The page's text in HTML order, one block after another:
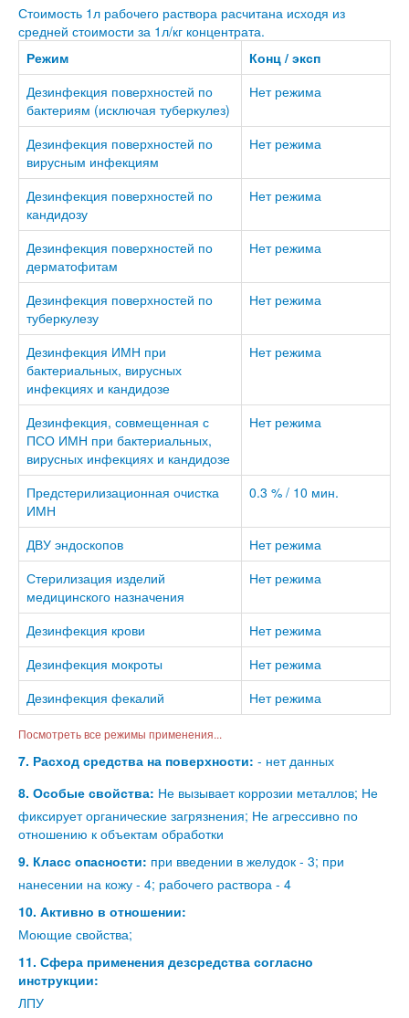
Стоимость 1л рабочего раствора расчитана исходя из
средней стоимости за 1л/кг концентрата.
Режим
Конц / эксп
Дезинфекция поверхностей по
бактериям (исключая туберкулез)
Нет режима
Дезинфекция поверхностей по
вирусным инфекциям
Нет режима
Дезинфекция поверхностей по
кандидозу
Нет режима
Дезинфекция поверхностей по
дерматофитам
Нет режима
Дезинфекция поверхностей по
туберкулезу
Нет режима
Дезинфекция ИМН при
бактериальных, вирусных
инфекциях и кандидозе
Нет режима
Дезинфекция, совмещенная с
ПСО ИМН при бактериальных,
вирусных инфекциях и кандидозе
Нет режима
Предстерилизационная очистка
ИМН
0.3 % / 10 мин.
ДВУ эндоскопов
Нет режима
Стерилизация изделий
медицинского назначения
Нет режима
Дезинфекция крови
Нет режима
Дезинфекция мокроты
Нет режима
Дезинфекция фекалий
Нет режима
Посмотреть все режимы применения...
7. Расход средства на поверхности: - нет данных
8. Особые свойства: Не вызывает коррозии металлов; Не
фиксирует органические загрязнения; Не агрессивно по
отношению к объектам обработки
9. Класс опасности: при введении в желудок - 3; при
нанесении на кожу - 4; рабочего раствора - 4
10. Активно в отношении:
Моющие свойства;
11. Сфера применения дезсредства согласно
инструкции:
ЛПУ